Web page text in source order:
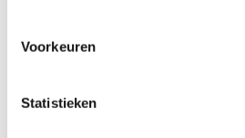
Voorkeuren
Statistieken
Oneway adapter